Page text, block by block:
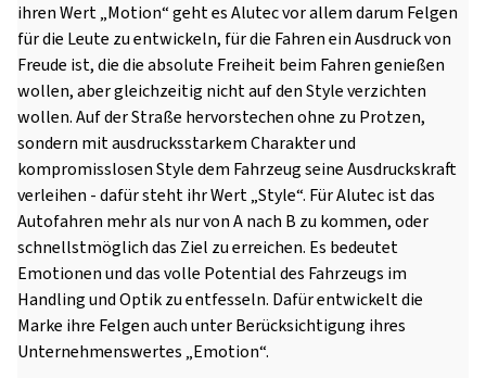
ihren Wert „Motion“ geht es Alutec vor allem darum Felgen
für die Leute zu entwickeln, für die Fahren ein Ausdruck von
Freude ist, die die absolute Freiheit beim Fahren genießen
wollen, aber gleichzeitig nicht auf den Style verzichten
wollen. Auf der Straße hervorstechen ohne zu Protzen,
sondern mit ausdrucksstarkem Charakter und
kompromisslosen Style dem Fahrzeug seine Ausdruckskraft
verleihen - dafür steht ihr Wert „Style“. Für Alutec ist das
Autofahren mehr als nur von A nach B zu kommen, oder
schnellstmöglich das Ziel zu erreichen. Es bedeutet
Emotionen und das volle Potential des Fahrzeugs im
Handling und Optik zu entfesseln. Dafür entwickelt die
Marke ihre Felgen auch unter Berücksichtigung ihres
Unternehmenswertes „Emotion“.